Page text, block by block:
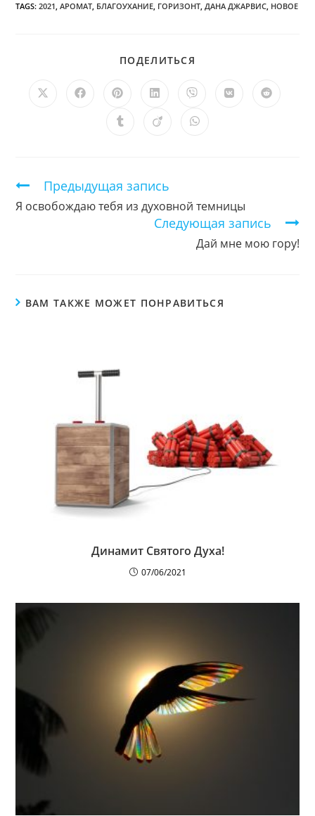
TAGS:2021, АРОМАТ, БЛАГОУХАНИЕ, ГОРИЗОНТ, ДАНА ДЖАРВИС, НОВОЕ
ПОДЕЛИТЬСЯ
Открывается
Открывается
новом
Открывается
в
новом
Открывается
в
новом
Открывается
в
новом
Открывается
Открывается
ОткрываетсяОткрывается
Продолжить
чтение
Предыдущая запись
Я освобождаю тебя из духовной темницы
Следующая запись
Дай мне мою гору!
ВАМ ТАКЖЕ МОЖЕТ ПОНРАВИТЬСЯ
Динамит Святого Духа!
07/06/2021